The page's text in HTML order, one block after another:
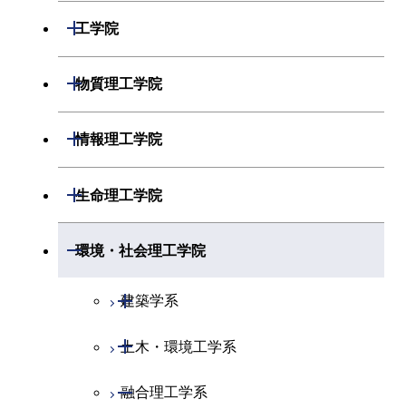
物理学コース
化学系
開閉
エネルギー・情報コース
物質・情報卓越コース
地球生命コース
専門科目
工学院
開閉
機械系
開閉
エネルギーコース
エンジニアリングデザイン
ース
原子核工学コース
システム制御コース
電気電子系
開閉
エネルギーコース
エネルギー・情報コース
ライフエンジニアリングコ
情報通信コース
エンジニアリングデザイン
ース
経営工学系
開閉
経営工学コース
エンジニアリングデザイン
専門科目
物質理工学院
開閉
材料系
開閉
エネルギーコース
ース
原子核工学コース
応用化学コース
ース
専門科目
情報理工学院
開閉
数理・計算科学系
開閉
ース
知能情報コース
生命理工学院
開閉
生命理工学系
開閉
生命理工学コース
ライフエンジニアリングコ
専門科目
環境・社会理工学院
開閉
建築学系
開閉
建築学コース
エンジニアリングデザイン
土木・環境工学系
開閉
土木工学コース
融合理工学系
開閉